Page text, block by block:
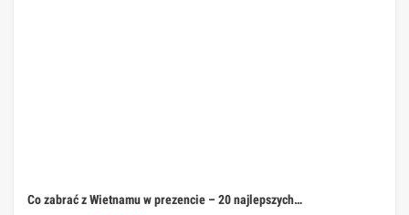
Co zabrać z Wietnamu w prezencie – 20 najlepszych…